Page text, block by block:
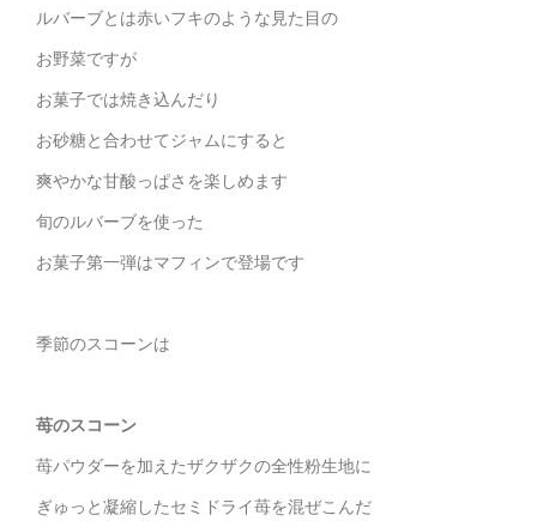
ルバーブとは赤いフキのような見た目の
お野菜ですが
お菓子では焼き込んだり
お砂糖と合わせてジャムにすると
爽やかな甘酸っぱさを楽しめます
旬のルバーブを使った
お菓子第一弾はマフィンで登場です
季節のスコーンは
苺のスコーン
苺パウダーを加えたザクザクの全性粉生地に
ぎゅっと凝縮したセミドライ苺を混ぜこんだ